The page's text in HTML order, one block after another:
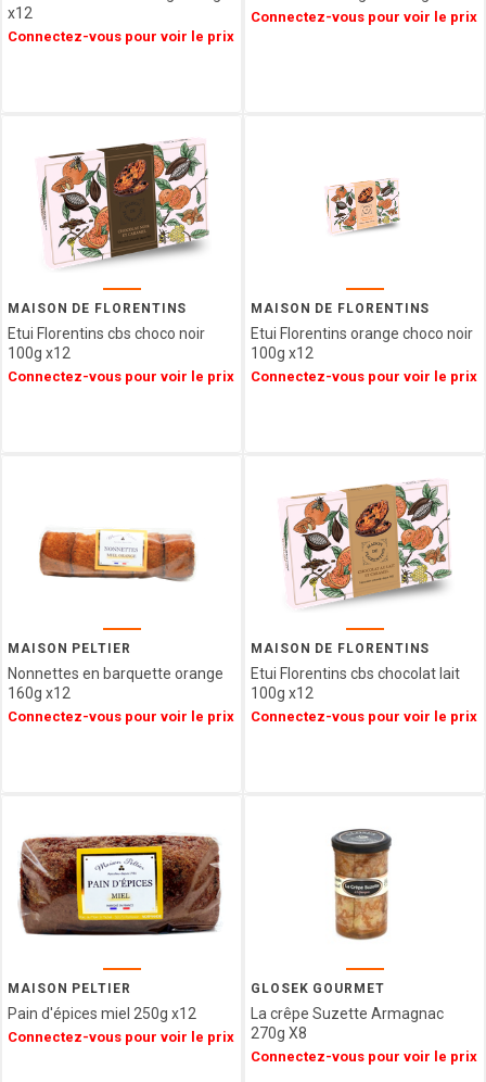
MESSORI
BREBION
SPARKTEEZ
LA
DELICIEUSE
ZALG
FURIFURI
SAVONNERIE
DE BORMES
LA
COMPAGNIE
x12
Connectez-vous pour voir le prix
Connectez-vous pour voir le prix
MAISON DE FLORENTINS
Etui Florentins cbs choco noir
100g x12
Connectez-vous pour voir le prix
MAISON DE FLORENTINS
Etui Florentins orange choco noir
100g x12
Connectez-vous pour voir le prix
MAISON PELTIER
Nonnettes en barquette orange
160g x12
Connectez-vous pour voir le prix
MAISON DE FLORENTINS
Etui Florentins cbs chocolat lait
100g x12
Connectez-vous pour voir le prix
MAISON PELTIER
Pain d'épices miel 250g x12
Connectez-vous pour voir le prix
GLOSEK GOURMET
La crêpe Suzette Armagnac
270g X8
Connectez-vous pour voir le prix